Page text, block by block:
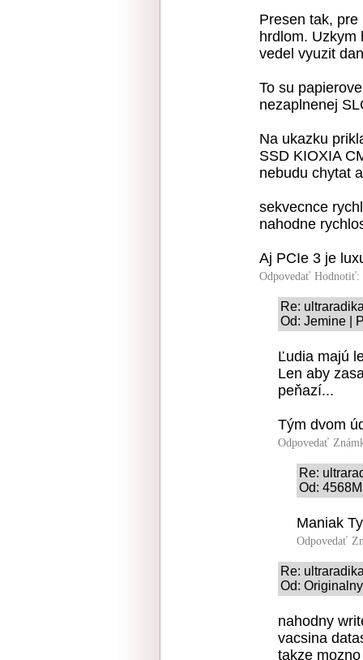
Presen tak,
hrdlom. Uzkym
vedel vyuzit
To su
nezaplnenej
Na ukazku
SSD KIOXIA
nebudu chytat
sekvecnce
nahodne
Aj PCIe 3 je
Odpovedať Hodnotiť:
Re:
Od: Jemine |
Ľudia majú
Len aby
peňazí...
Tým dvom
Odpovedať
Re:
Od:
Maniak
Odpovedať
Re:
Od:
nahodny
vacsina
takze